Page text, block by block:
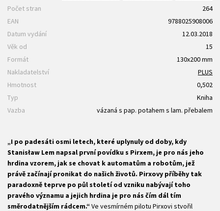
Počet stran
264
EAN
9788025908006
Datum vydání
12.03.2018
Věk od
15
Formát
130x200 mm
Nakladatelství
PLUS
Hmotnost
0,502
Typ
Kniha
Vazba
vázaná s pap. potahem s lam. přebalem
„I po padesáti osmi letech, které uplynuly od doby, kdy
Stanisław Lem napsal první povídku s Pirxem, je pro nás jeho
hrdina vzorem, jak se chovat k automatům a robotům, jež
právě začínají pronikat do našich životů. Pirxovy příběhy tak
paradoxně teprve po půl století od vzniku nabývají toho
pravého významu a jejich hrdina je pro nás čím dál tím
směrodatnějším rádcem.“Ve vesmírném pilotu Pirxovi stvořil